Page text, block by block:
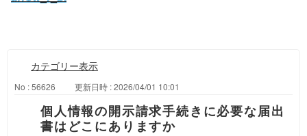
カテゴリー表示
No : 56626 更新日時 : 2026/04/01 10:01
個人情報の開示請求手続きに必要な届出
書はどこにありますか